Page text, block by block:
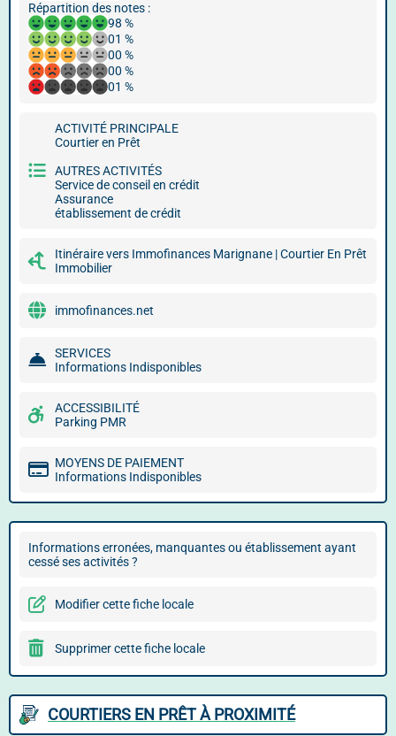
Répartition des notes :
98 %
01 %
00 %
00 %
01 %
ACTIVITÉ PRINCIPALE
Courtier en Prêt
AUTRES ACTIVITÉS
Service de conseil en crédit
Assurance
établissement de crédit
Itinéraire vers Immofinances Marignane | Courtier En Prêt
Immobilier
immofinances.net
SERVICES
Informations Indisponibles
ACCESSIBILITÉ
Parking PMR
MOYENS DE PAIEMENT
Informations Indisponibles
Informations erronées, manquantes ou établissement ayant
cessé ses activités ?
Modifier cette fiche locale
Supprimer cette fiche locale
COURTIERS EN PRÊT À PROXIMITÉ